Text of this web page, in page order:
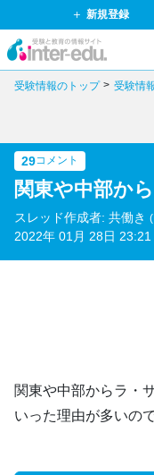
新規登録
受験情報のトップ 受験情
29コメント
関東や中部か
スレッド作成者: 共働き
2022年 01月 28日 23:21
関東や中部からラ・
いった理由が多いの